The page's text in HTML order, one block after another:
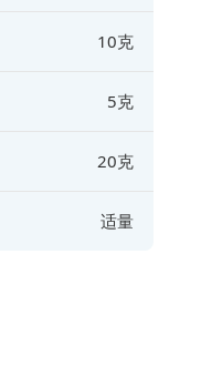
10克
5克
20克
适量